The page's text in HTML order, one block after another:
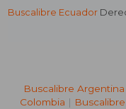
Buscalibre Ecuador
Buscalibre Argentina
Colombia |